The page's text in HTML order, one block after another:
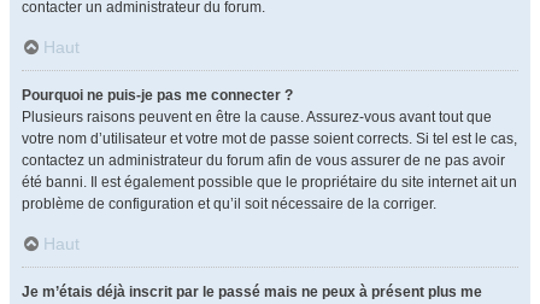
contacter un administrateur du forum.
Haut
Pourquoi ne puis-je pas me connecter ?
Plusieurs raisons peuvent en être la cause. Assurez-vous avant tout que
votre nom d’utilisateur et votre mot de passe soient corrects. Si tel est le cas,
contactez un administrateur du forum afin de vous assurer de ne pas avoir
été banni. Il est également possible que le propriétaire du site internet ait un
problème de configuration et qu’il soit nécessaire de la corriger.
Haut
Je m’étais déjà inscrit par le passé mais ne peux à présent plus me